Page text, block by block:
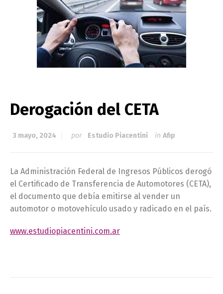
Derogación del CETA
3 mayo, 2024 por Estudio Piacentini in Afip
La Administración Federal de Ingresos Públicos derogó
el Certificado de Transferencia de Automotores (CETA),
el documento que debía emitirse al vender un
automotor o motovehículo usado y radicado en el país.
www.estudiopiacentini.com.ar